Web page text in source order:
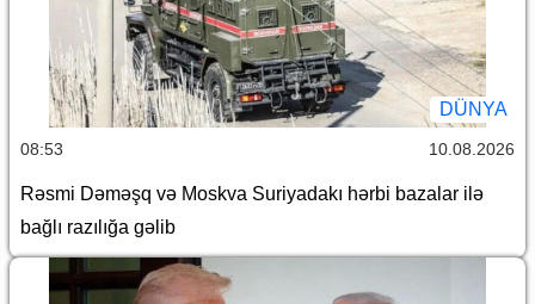
DÜNYA
08:53 10.08.2026
Rəsmi Dəməşq və Moskva Suriyadakı hərbi bazalar ilə
bağlı razılığa gəlib